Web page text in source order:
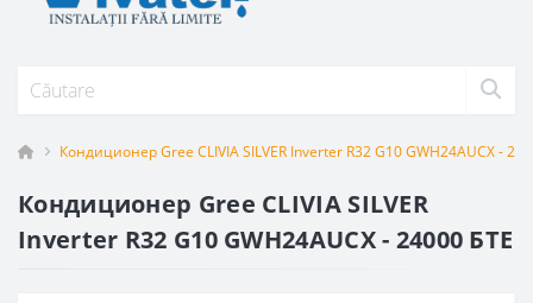
Кондиционер Gree CLIVIA SILVER Inverter R32 G10 GWH24AUCX -
Кондиционер Gree CLIVIA SILVER
Inverter R32 G10 GWH24AUCX - 24000 БТЕ